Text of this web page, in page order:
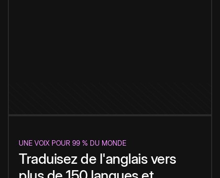
UNE VOIX POUR 99 % DU MONDE
Traduisez de l'anglais vers